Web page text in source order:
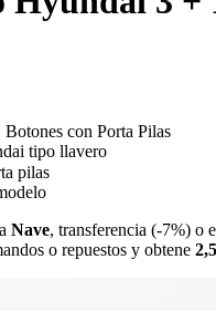
con Porta Pilas
tipo llavero
pilas
Nave, transferencia (-7%) o
o repuestos y obtene